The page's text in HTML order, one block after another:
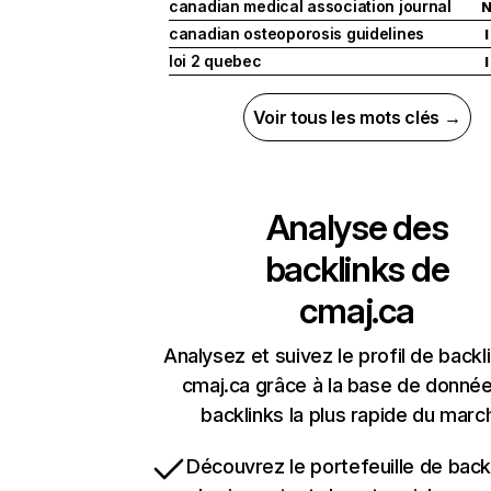
canadian medical association journal N
canadian osteoporosis guidelines I
loi 2 quebec I
Voir tous les mots clés →
Analyse des
backlinks de
cmaj.ca
Analysez et suivez le profil de
cmaj.ca grâce à la base de
backlinks la plus rapide du
Découvrez le portefeuille de